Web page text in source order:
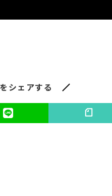
シェアする